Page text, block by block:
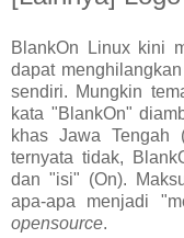
BlankOn Linux kini
dapat
sendiri. Mungkin
kata "BlankOn"
khas Jawa Tengah
ternyata tidak,
dan "isi" (On).
apa-apa menjadi
opensource.